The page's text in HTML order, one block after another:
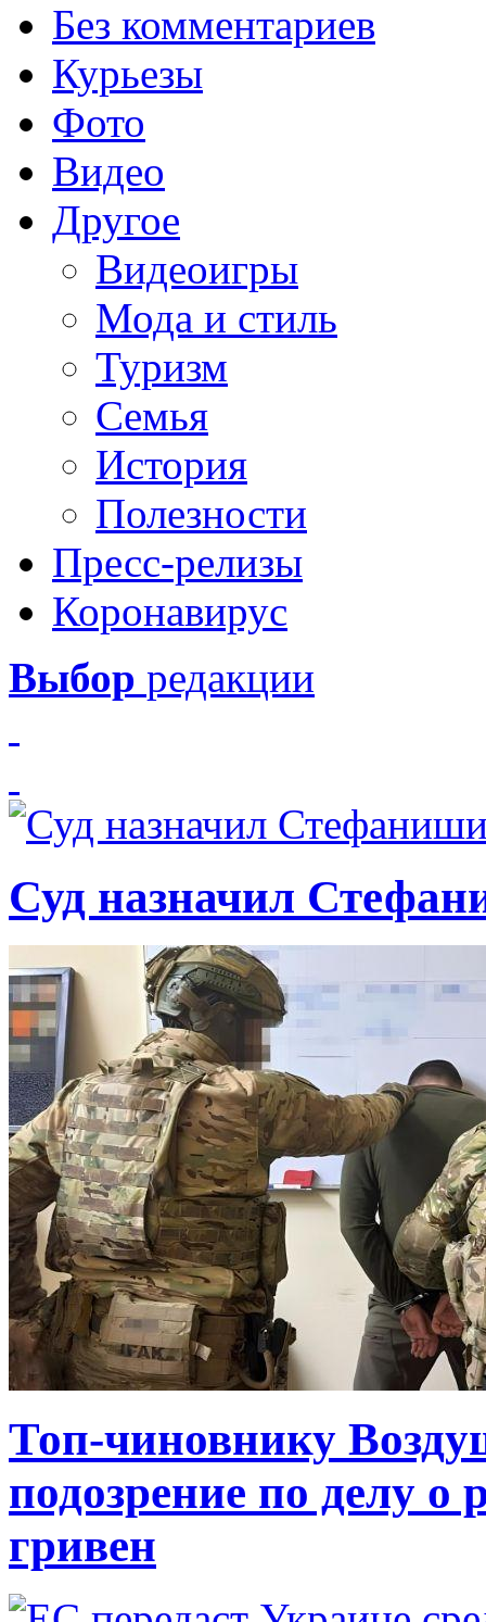
Без комментариев
Курьезы
Фото
Видео
Другое
Видеоигры
Мода и стиль
Туризм
Семья
История
Полезности
Пресс-релизы
Коронавирус
Выбор редакции
Суд назначил
Топ-чиновнику
подозрение по делу о
гривен